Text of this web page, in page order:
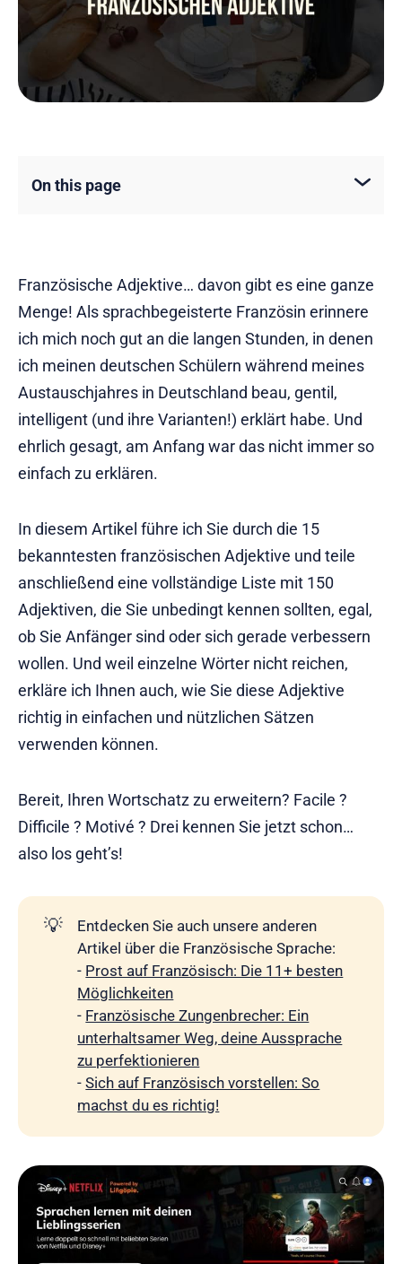
On this page
Französische Adjektive… davon gibt es eine ganze
Menge! Als sprachbegeisterte Französin erinnere
ich mich noch gut an die langen Stunden, in denen
ich meinen deutschen Schülern während meines
Austauschjahres in Deutschland beau, gentil,
intelligent (und ihre Varianten!) erklärt habe. Und
ehrlich gesagt, am Anfang war das nicht immer so
einfach zu erklären.
In diesem Artikel führe ich Sie durch die 15
bekanntesten französischen Adjektive und teile
anschließend eine vollständige Liste mit 150
Adjektiven, die Sie unbedingt kennen sollten, egal,
ob Sie Anfänger sind oder sich gerade verbessern
wollen. Und weil einzelne Wörter nicht reichen,
erkläre ich Ihnen auch, wie Sie diese Adjektive
richtig in einfachen und nützlichen Sätzen
verwenden können.
Bereit, Ihren Wortschatz zu erweitern? Facile ?
Difficile ? Motivé ? Drei kennen Sie jetzt schon…
also los geht’s!
💡
Entdecken Sie auch unsere anderen
Artikel über die Französische Sprache:
- Prost auf Französisch: Die 11+ besten
Möglichkeiten
- Französische Zungenbrecher: Ein
unterhaltsamer Weg, deine Aussprache
zu perfektionieren
-Sich auf Französisch vorstellen: So
machst du es richtig!